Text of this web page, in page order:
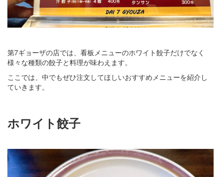
第7ギョーザの店では、看板メニューのホワイト餃子だけでなく
様々な種類の餃子と料理が味わえます。
ここでは、中でもぜひ注文してほしいおすすめメニューを紹介し
ていきます。
ホワイト餃子